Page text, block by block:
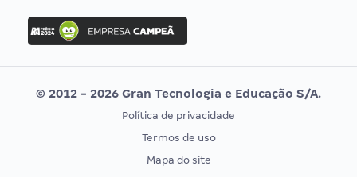
Concurso Ibama
Concurso MPU
Editais publicados
Vunesp
CONCURSOS POR PROFISSÃO
EXAME DE ORDEM
© 2012 - 2026 Gran Tecnologia e Educação S/A.
Política de privacidade
Termos de uso
Mapa do site